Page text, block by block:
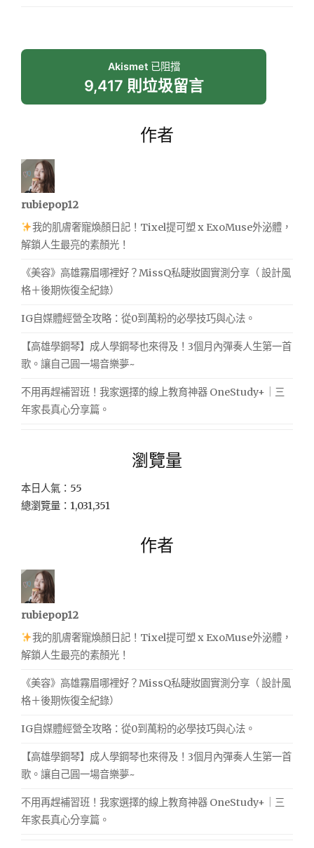
Akismet已阻擋
9,417 則垃圾留言
作者
rubiepop12
我的肌膚奢寵煥顏日記！Tixel提可塑 x ExoMuse外泌體，
解鎖人生最亮的素顏光！
《美容》高雄霧眉哪裡好？MissQ私睫妝園實測分享（ 設計風
格＋後期恢復全紀錄）
IG自媒體經營全攻略：從0到萬粉的必學技巧與心法。
【高雄學鋼琴】成人學鋼琴也來得及！3個月內彈奏人生第一首
歌。讓自己圓一場音樂夢~
不用再趕補習班！我家選擇的線上教育神器 OneStudy+｜三
年家長真心分享篇。
瀏覽量
本日人氣：55
總瀏覽量：1,031,351
作者
rubiepop12
我的肌膚奢寵煥顏日記！Tixel提可塑 x ExoMuse外泌體，
解鎖人生最亮的素顏光！
《美容》高雄霧眉哪裡好？MissQ私睫妝園實測分享（ 設計風
格＋後期恢復全紀錄）
IG自媒體經營全攻略：從0到萬粉的必學技巧與心法。
【高雄學鋼琴】成人學鋼琴也來得及！3個月內彈奏人生第一首
歌。讓自己圓一場音樂夢~
不用再趕補習班！我家選擇的線上教育神器 OneStudy+｜三
年家長真心分享篇。